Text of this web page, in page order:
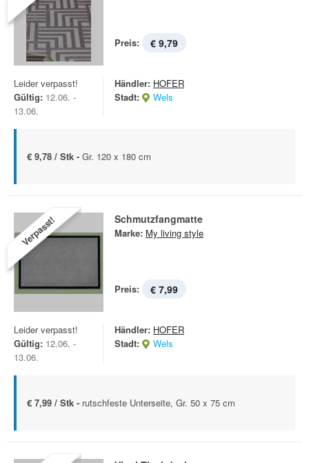
Preis: € 9,79
Leider verpasst!
Gültig: 12.06. -
13.06.
Händler: HOFER
Stadt:
Wels
€ 9,78 / Stk - Gr. 120 x 180 cm
Verpasst! Schmutzfangmatte
Marke: My living style
Preis: € 7,99
Leider verpasst!
Gültig: 12.06. -
13.06.
Händler: HOFER
Stadt:
Wels
€ 7,99 / Stk - rutschfeste Unterseite, Gr. 50 x 75 cm